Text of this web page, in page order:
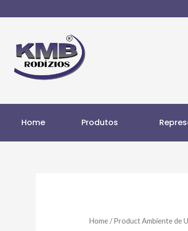
Home Produtos
Home/ Product Ambiente de